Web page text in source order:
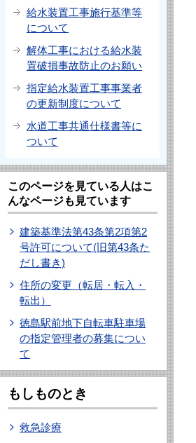
給水装置工事施行基準等
について
解体工事における給水装
置破損事故防止のお願い
指定給水装置工事事業者
の更新制度について
水道工事共通仕様書等に
ついて
このページを見ている人はこ
んなページも見ています
建築基準法第43条第2項第2
号許可について(旧第43条た
だし書き)
住所の変更（転居・転入・
転出）
徳島駅前地下自転車駐車場
の指定管理者の募集につい
て
もしものとき
救急診療